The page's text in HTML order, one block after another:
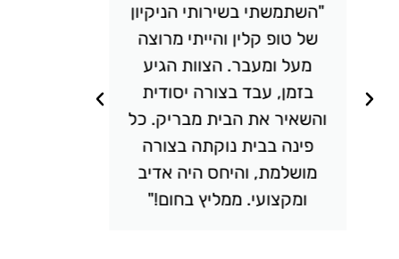
"השתמשתי בשירותי הניקיון
של טופ קלין והייתי מרוצה
מעל ומעבר. הצוות הגיע
בזמן, עבד בצורה יסודית
והשאיר את הבית מבריק. כל
פינה בבית נוקתה בצורה
מושלמת, והיחס היה אדיב
ומקצועי. ממליץ בחום!"